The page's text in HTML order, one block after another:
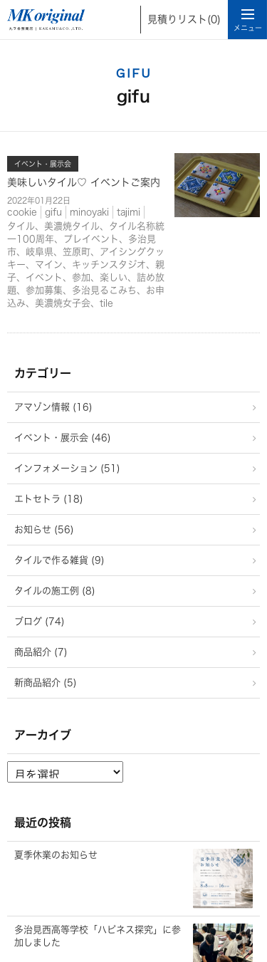
見積りリスト (0)
GIFU
gifu
イベント・展示会
美味しいタイル♡ イベントご案内
2022年01月22日
cookie gifu minoyaki
tajimi
タイル、美濃焼タイル、タイル名称統
一100周年、プレイベント、多治見
市、岐阜県、笠原町、アイシングクッ
キー、マイン、キッチンスタジオ、親
子、イベント、参加、楽しい、詰め放
題、参加募集、多治見るこみち、お申
込み、美濃焼女子会、tile
カテゴリー
アマゾン情報 (16)
イベント・展示会 (46)
インフォメーション (51)
エトセトラ (18)
お知らせ (56)
タイルで作る雑貨 (9)
タイルの施工例 (8)
ブログ (74)
商品紹介 (7)
新商品紹介 (5)
アーカイブ
ー
ブ
最近の投稿
夏季休業のお知らせ
多治見西高等学校「ハピネス探究」に参
加しました